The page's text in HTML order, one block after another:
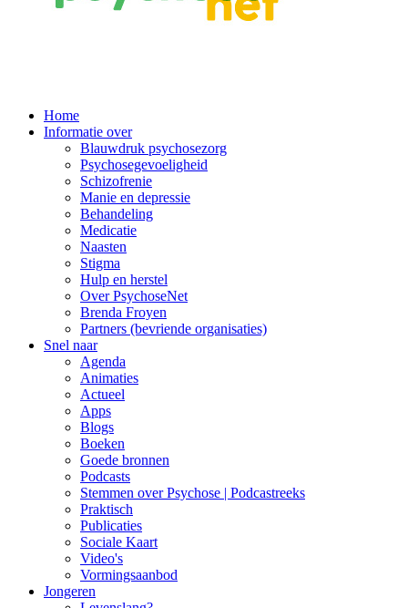
Main
Navigation
Home
Informatie over
Blauwdruk psychosezorg
Psychosegevoeligheid
Schizofrenie
Manie en depressie
Behandeling
Medicatie
Naasten
Stigma
Hulp en herstel
Over PsychoseNet
Brenda Froyen
Partners (bevriende organisaties)
Snel naar
Agenda
Animaties
Actueel
Apps
Blogs
Boeken
Goede bronnen
Podcasts
Stemmen over Psychose | Podcastreeks
Praktisch
Publicaties
Sociale Kaart
Video's
Vormingsaanbod
Jongeren